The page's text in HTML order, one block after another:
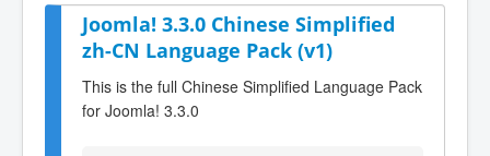
Joomla! 3.3.0 Chinese Simplified
zh-CN Language Pack (v1)
This is the full Chinese Simplified Language Pack
for Joomla! 3.3.0